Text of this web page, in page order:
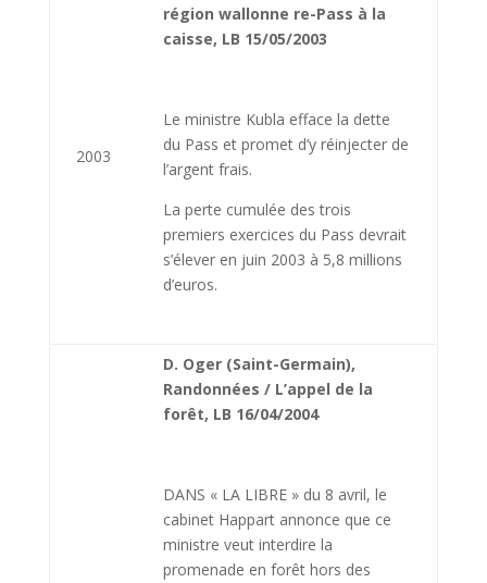
2003
région wallonne re-Pass à la
caisse, LB 15/05/2003
Le ministre Kubla efface la dette
du Pass et promet d’y réinjecter de
l’argent frais.
La perte cumulée des trois
premiers exercices du Pass devrait
s’élever en juin 2003 à 5,8 millions
d’euros.
D. Oger (Saint-Germain),
Randonnées / L’appel de la
forêt, LB 16/04/2004
DANS « LA LIBRE » du 8 avril, le
cabinet Happart annonce que ce
ministre veut interdire la
promenade en forêt hors des